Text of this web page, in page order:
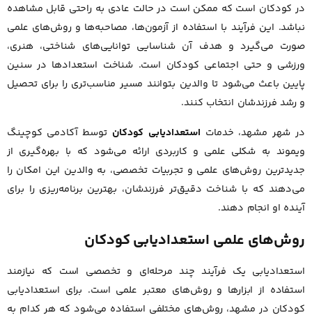
در کودکان است که ممکن است در حالت عادی به راحتی قابل مشاهده
نباشد. این فرآیند با استفاده از آزمون‌ها، مصاحبه‌ها و روش‌های علمی
صورت می‌گیرد و هدف آن شناسایی توانایی‌های شناختی، هنری،
ورزشی و حتی اجتماعی کودکان است. شناخت استعدادها در سنین
پایین باعث می‌شود تا والدین بتوانند مسیر مناسب‌تری را برای تحصیل
و رشد فرزندشان انتخاب کنند.
در شهر مشهد، خدمات استعدادیابی کودکان توسط آکادمی کوچینگ
ویموند به شکلی علمی و کاربردی ارائه می‌شود که با بهره‌گیری از
جدیدترین روش‌های علمی و تجربیات تخصصی، به والدین این امکان را
می‌دهند که با شناخت دقیق‌تر فرزندشان، بهترین برنامه‌ریزی را برای
آینده او انجام دهند.
روش‌های علمی استعدادیابی کودکان
استعدادیابی یک فرآیند چند مرحله‌ای و تخصصی است که نیازمند
استفاده از ابزارها و روش‌های معتبر علمی است. برای استعدادیابی
کودکان در مشهد، روش‌های مختلفی استفاده می‌شود که هر کدام به